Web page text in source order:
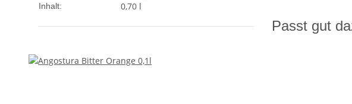
Inhalt: 0,70 l
Passt gut